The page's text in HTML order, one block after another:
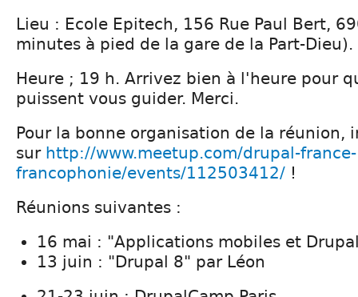
Lieu : Ecole Epitech, 156 Rue Paul Bert,
minutes à pied de la gare de la Part-Dieu).
Heure ; 19 h. Arrivez bien à l'heure pour
puissent vous guider. Merci.
Pour la bonne organisation de la réunion,
sur http://www.meetup.com/drupal-france-
francophonie/events/112503412/ !
Réunions suivantes :
16 mai : "Applications mobiles et
13 juin : "Drupal 8" par Léon